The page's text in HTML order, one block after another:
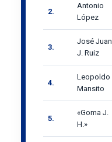
2.
Antonio
López
3.
José Juan
J. Ruiz
4.
Leopoldo
Mansito
5.
«Goma J.
H.»